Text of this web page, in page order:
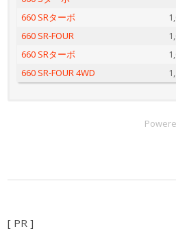
660 SRターボ
660 SR-FOUR
660 SRターボ
660 SR-FOUR 4WD
[ PR ]